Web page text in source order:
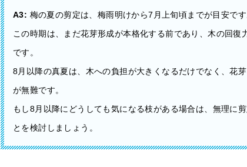
A3: 梅の夏の剪定は、梅雨明けから7月上旬頃までが目安です
この時期は、まだ花芽形成が本格化する前であり、木の回
です。
8月以降の真夏は、木への負担が大きくなるだけでなく、花
が無難です。
もし8月以降にどうしても気になる枝がある場合は、無理に
とを検討しましょう。